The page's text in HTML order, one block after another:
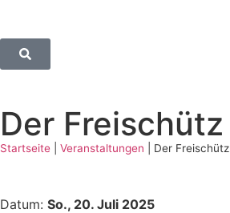
Der Freischütz
Startseite Veranstaltungen Der Freischütz
Datum: So., 20. Juli 2025